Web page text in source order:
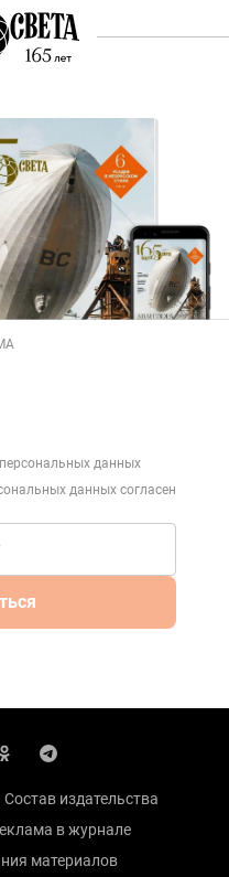
данных
данных согласен
Состав издательства
в журнале
материалов